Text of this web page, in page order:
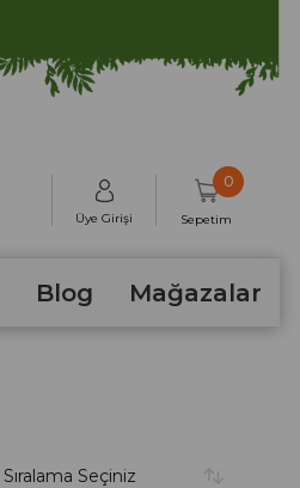
Üye Girişi Sepetim
0
Blog Mağazalar